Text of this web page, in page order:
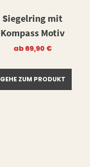
Siegelring mit
Kompass Motiv
ab 69,90 €
GEHE ZUM PRODUKT